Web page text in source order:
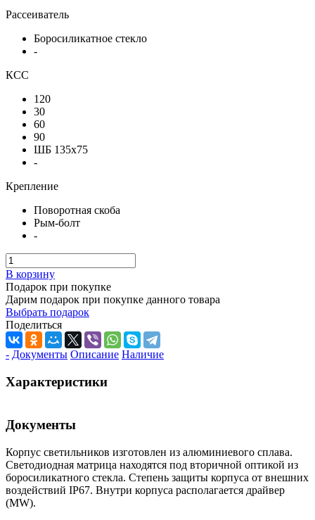
Рассеиватель
Боросиликатное стекло
-
КСС
120
30
60
90
ШБ 135x75
-
Крепление
Поворотная скоба
Рым-болт
-
В корзину
Подарок при покупке
Дарим подарок при покупке данного товара
Выбрать подарок
Поделиться
- Документы Описание Наличие
Характеристики
Документы
Корпус светильников изготовлен из алюминиевого сплава.
Светодиодная матрица находятся под вторичной оптикой из
боросиликатного стекла. Степень защиты корпуса от внешних
воздействий IP67. Внутри корпуса располагается драйвер
(MW).